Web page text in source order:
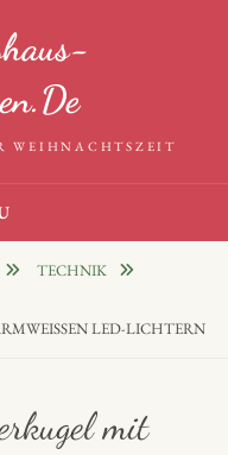
WEIHNACHTSZEIT
TECHNIK
LED-LICHTERN
mit